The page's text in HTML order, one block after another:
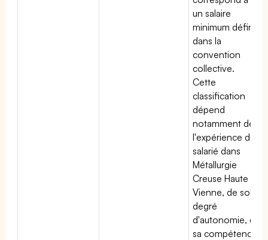
un salaire
minimum défini
dans la
convention
collective.
Cette
classification
dépend
notamment de
l'expérience du
salarié dans
Métallurgie
Creuse Haute
Vienne, de son
degré
d'autonomie, de
sa compétence